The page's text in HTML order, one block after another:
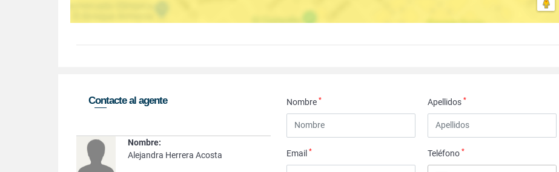
Contacte al agente
Nombre:
Alejandra Herrera Acosta
Nombre* Apellidos*
Email* Teléfono*